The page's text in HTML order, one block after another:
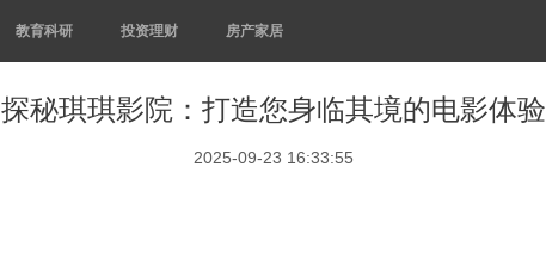
教育科研 投资理财 房产家居
探秘琪琪影院：打造您身临其境的电影体验
2025-09-23 16:33:55